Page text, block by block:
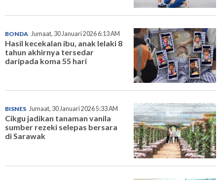
BONDA Jumaat, 30 Januari 2026 6:13 AM
Hasil kecekalan ibu, anak lelaki 8
tahun akhirnya tersedar
daripada koma 55 hari
BISNES Jumaat, 30 Januari 2026 5:33 AM
Cikgu jadikan tanaman vanila
sumber rezeki selepas bersara
di Sarawak